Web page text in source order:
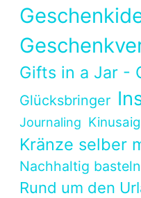
Gifts in a Jar -
Glücksbringer
Journaling
Kränze selber
Nachhaltig basteln
Rund um den